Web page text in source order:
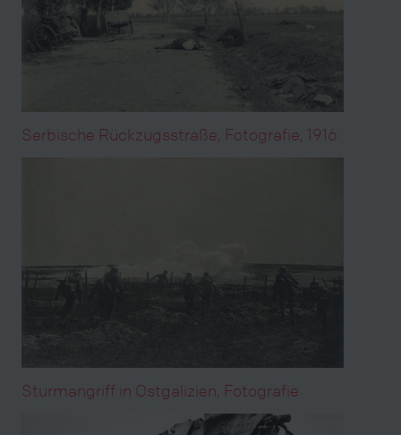
Serbische Rückzugsstraße, Fotografie, 1916
Sturmangriff in Ostgalizien, Fotografie